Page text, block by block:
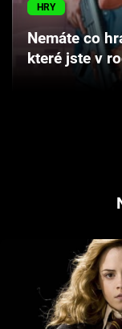
Cool Esport
Pořady
HRY
Nemáte co
které jste v